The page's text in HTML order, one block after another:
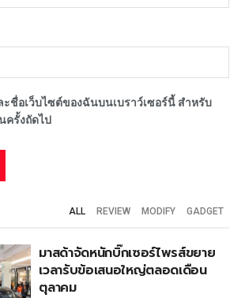
ชื่อเว็บไซต์ของฉันบนเบราว์เซอร์นี้ สำหรับ
ครั้งถัดไป
ALL REVIEW MODIFY GADGET
มาสด้าจัดหนักบิ๊กเซอร์ไพรส์ขยาย
เวลารับข้อเสนอใหญ่ตลอดเดือน
ตุลาคม